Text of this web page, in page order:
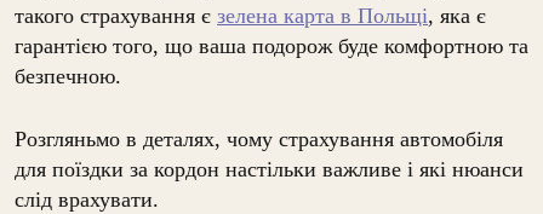
такого страхування є зелена карта в Польщі, яка є
гарантією того, що ваша подорож буде комфортною та
безпечною.
Розгляньмо в деталях, чому страхування автомобіля
для поїздки за кордон настільки важливе і які нюанси
слід врахувати.